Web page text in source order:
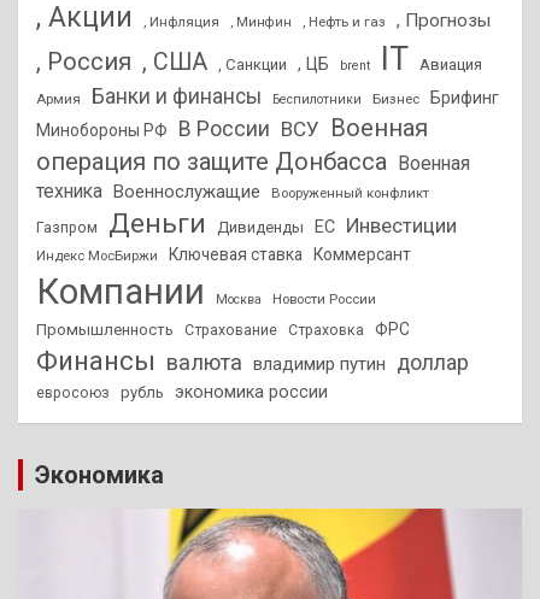
, Акции , Инфляция , Минфин , Нефть и газ , Прогнозы
, Россия , США , Санкции , ЦБ brent IT Авиация
Армия Банки и финансы Беспилотники Бизнес
Брифинг
Минобороны РФ
В России ВСУ Военная
операция по защите Донбасса
Военная
техника
Военнослужащие Вооруженный конфликт
Газпром Деньги Дивиденды ЕС Инвестиции
Индекс МосБиржи Ключевая ставка Коммерсант
Компании Москва Новости России
Промышленность Страхование Страховка ФРС
Финансы валюта владимир путин доллар
евросоюз рубль экономика россии
Экономика